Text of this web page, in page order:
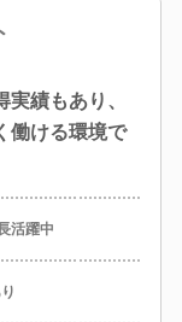
績もあり、
働ける環境で
活躍中